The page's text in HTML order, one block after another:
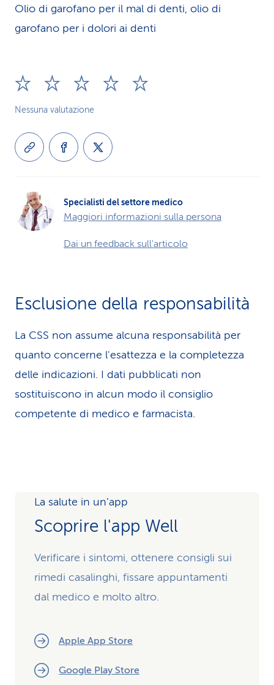
Olio di garofano per il mal di denti, olio di
garofano per i dolori ai denti
Nessuna valutazione
Specialisti del settore medico
Maggiori informazioni sulla persona
Dai un feedback sull'articolo
Esclusione della responsabilità
La CSS non assume alcuna re­spons­abilità per
quanto concerne l'esattezza e la completezza
delle indicazioni. I dati pubblicati non
sostituiscono in alcun modo il consiglio
competente di medico e farmacista.
La salute in un’app
Scoprire l'app Well
Verificare i sintomi, ottenere consigli sui
rimedi casalinghi, fissare appuntamenti
dal medico e molto altro.
Apple App Store
Google Play Store